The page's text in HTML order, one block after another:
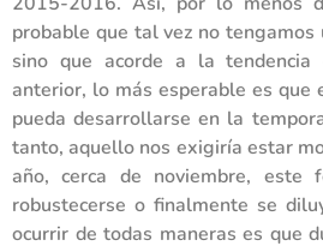
probable que tal vez no tengamos
sino que acorde a la
anterior, lo más esperable es que
pueda desarrollarse en la
tanto, aquello nos exigiría estar
año, cerca de noviembre, este
robustecerse o finalmente se
ocurrir de todas maneras es que